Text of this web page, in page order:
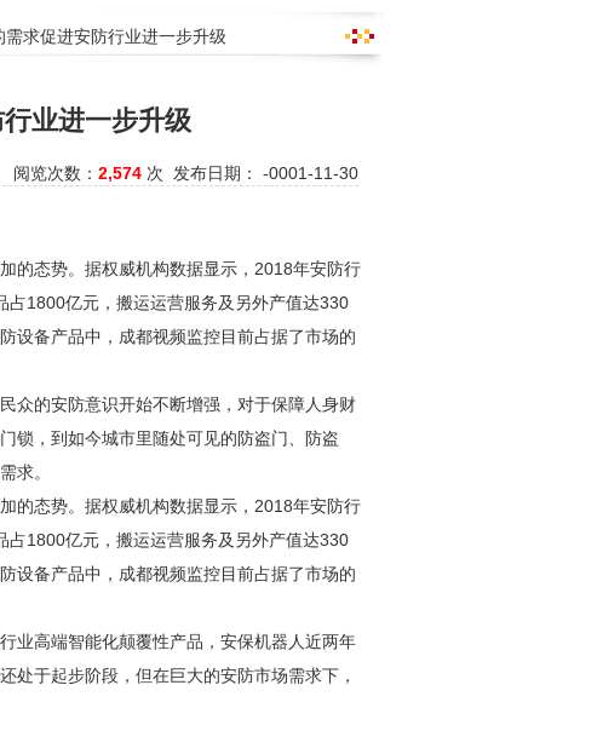
需求促进安防行业进一步升级
业进一步升级
阅览次数： 2,574 次 发布日期： -0001-11-30
的态势。据权威机构数据显示，2018年安防行
占1800亿元，搬运运营服务及另外产值达330
设备产品中， 成都视频监控目前占据了市场的
众的安防意识开始不断增强，对于保障人身财
锁，到如今城市里随处可见的防盗门、防盗
求。
的态势。据权威机构数据显示，2018年安防行
占1800亿元，搬运运营服务及另外产值达330
设备产品中， 成都视频监控目前占据了市场的
行业高端智能化颠覆性产品，安保机器人近两年
处于起步阶段，但在巨大的安防市场需求下，